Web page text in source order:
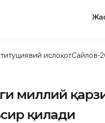
ислоҳотСайлов-
миллий
қилади